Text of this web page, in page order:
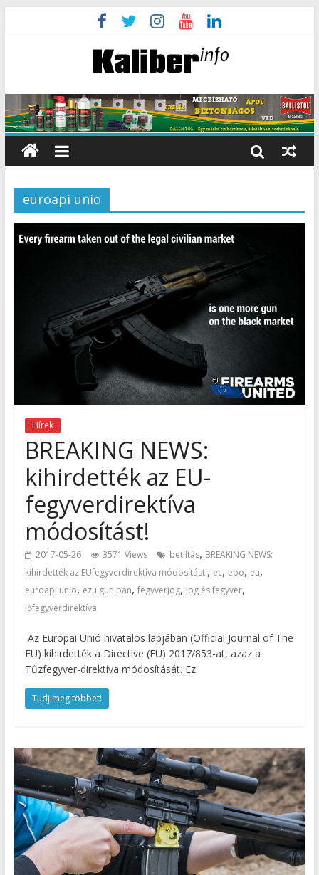
euroapi unio
Hírek
BREAKING NEWS:
kihirdették az EU-
fegyverdirektíva
módosítást!
2017-05-26 3571 Views betiltás, BREAKING NEWS:
kihirdették az EUfegyverdirektíva módosítást!, ec, epo, eu,
euroapi unio, ezu gun ban, fegyverjog, jog és fegyver,
lőfegyverdirektíva
Az Európai Unió hivatalos lapjában (Official Journal of The
EU) kihirdették a Directive (EU) 2017/853-at, azaz a
Tűzfegyver-direktíva módosítását. Ez
Tudj meg többet!